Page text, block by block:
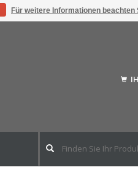
Für weitere Informationen